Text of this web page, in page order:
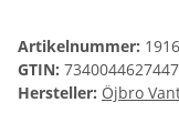
Artikelnummer: 1916
GTIN: 7340044627447
Hersteller: Öjbro